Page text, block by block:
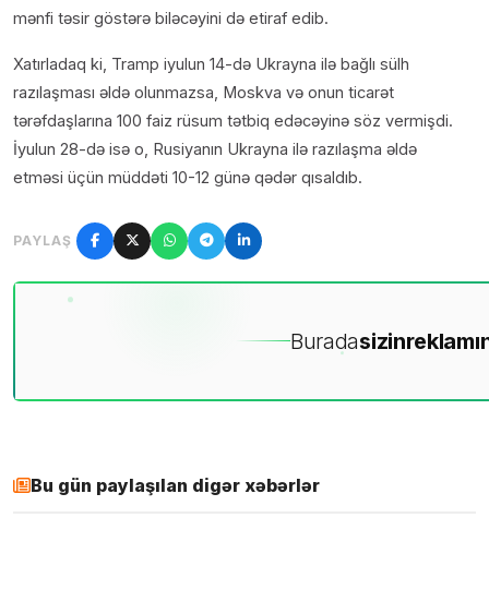
mənfi təsir göstərə biləcəyini də etiraf edib.
Xatırladaq ki, Tramp iyulun 14-də Ukrayna ilə bağlı sülh
razılaşması əldə olunmazsa, Moskva və onun ticarət
tərəfdaşlarına 100 faiz rüsum tətbiq edəcəyinə söz vermişdi.
İyulun 28-də isə o, Rusiyanın Ukrayna ilə razılaşma əldə
etməsi üçün müddəti 10-12 günə qədər qısaldıb.
PAYLAŞ
Buradasizin
Bu gün paylaşılan digər xəbərlər